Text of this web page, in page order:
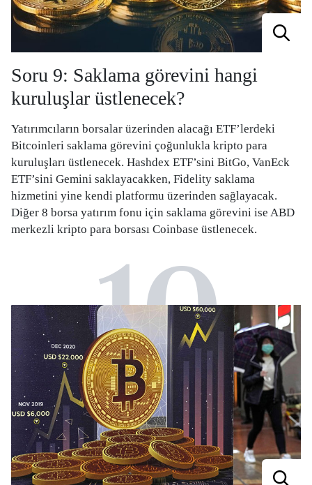
Soru 9: Saklama görevini hangi
kuruluşlar üstlenecek?
Yatırımcıların borsalar üzerinden alacağı ETF’lerdeki
Bitcoinleri saklama görevini çoğunlukla kripto para
kuruluşları üstlenecek. Hashdex ETF’sini BitGo, VanEck
ETF’sini Gemini saklayacakken, Fidelity saklama
hizmetini yine kendi platformu üzerinden sağlayacak.
Diğer 8 borsa yatırım fonu için saklama görevini ise ABD
merkezli kripto para borsası Coinbase üstlenecek.
10